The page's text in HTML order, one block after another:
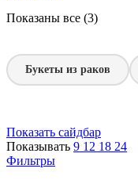
Показаны все (3)
Букеты из раков
Показать сайдбар
Показывать 9 12 18 24
Фильтры